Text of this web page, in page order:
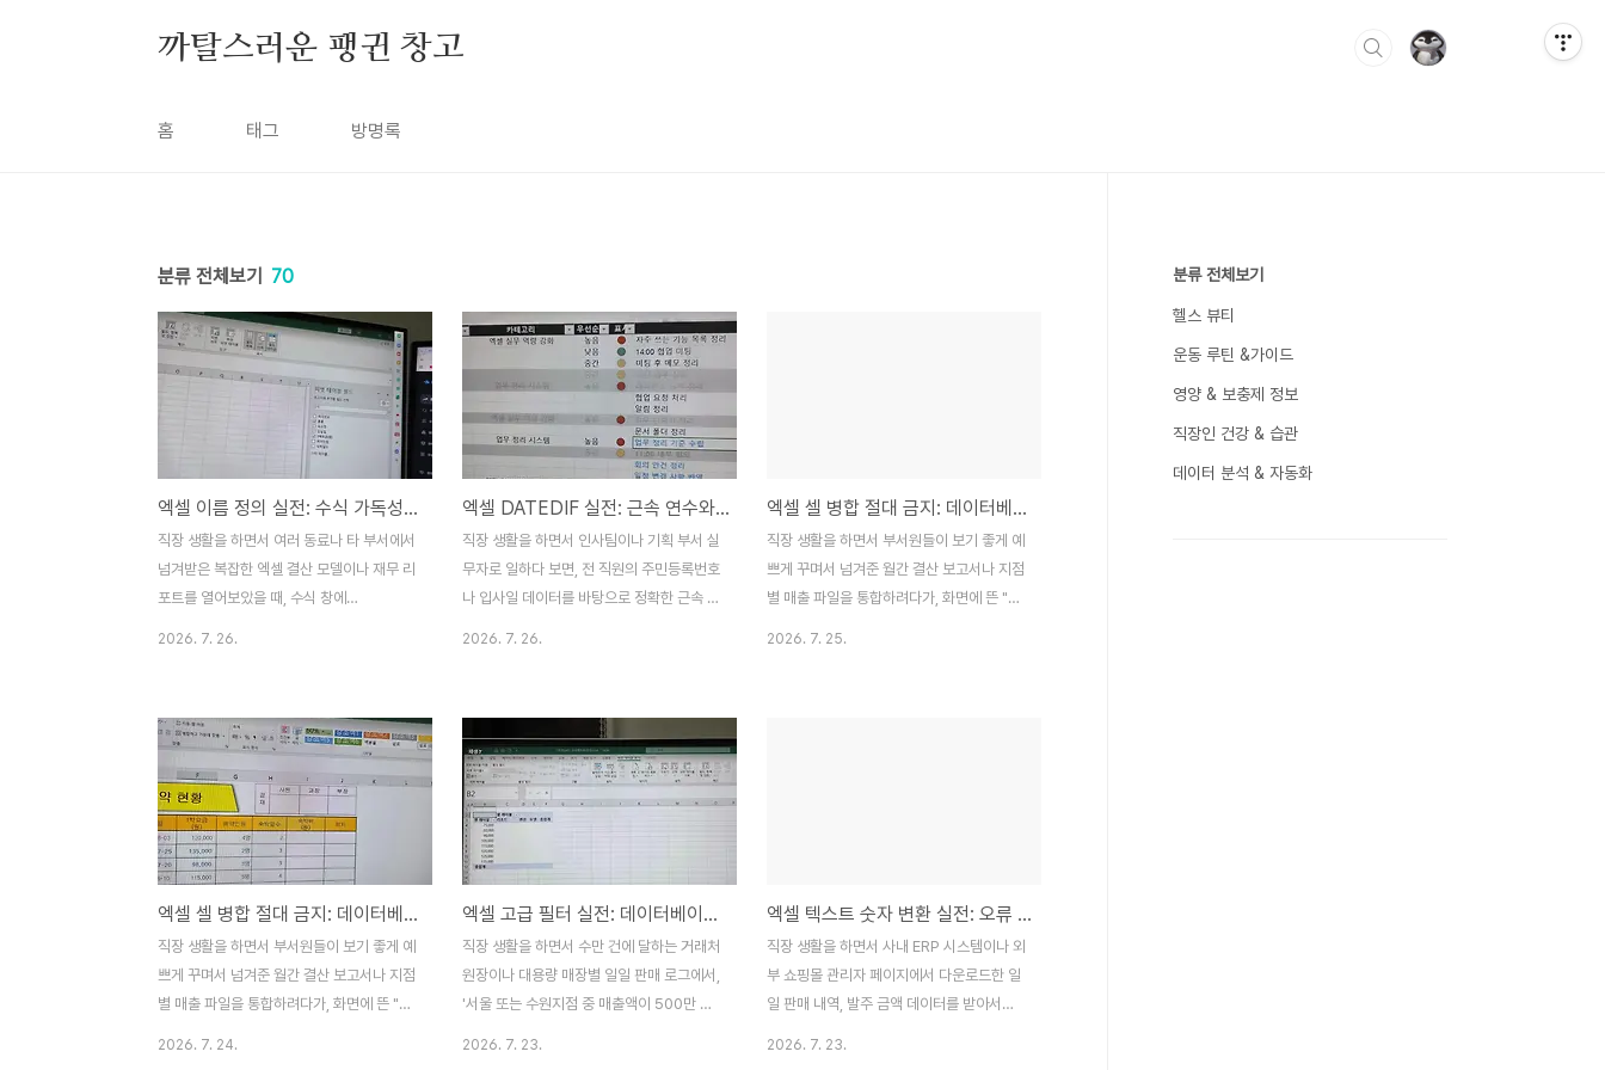
까탈스러운 팽귄 창고
홈 태그 방명록
분류 전체보기 70
엑셀 이름 정의 실전: 수식 가독성과 동적 범위 제어
직장 생활을 하면서 여러 동료나 타 부서에서
넘겨받은 복잡한 엑셀 결산 모델이나 재무 리
포트를 열어보았을 때, 수식 창에
과거 재무기획 실무를 담당할 때, 전임자가
남기고 간 대용량 원가 계산 시트의 오류를
추적하면서 수천 줄의 복잡한 수식 속에 숨겨
진 셀 주소들의 진짜 의미를 파악하느라 주말
내내 머리를 쥐어뜯었던 뼈아픈 기억이 있습
니다. 수식이 조금만 길어져도 참조 영역을
헷갈려 숫자를 잘못 연결하는 휴먼 에러가 빈
번하게 발생하곤 했습니다. 하지만 엑셀 메모
리 참조의 비밀 병기인 **[이름 정의
(Defined Names)]*..
2026. 7. 26.
엑셀 DATEDIF 실전: 근속 연수와 나이 계산 완벽 제어
직장 생활을 하면서 인사팀이나 기획 부서 실
무자로 일하다 보면, 전 직원의 주민등록번호
나 입사일 데이터를 바탕으로 정확한 근속 연
를 계산해 퇴직금 추계액 보고서를 만들면서
밤늦게까지 사무실에서 야근을 자청했던 뼈
아픈 기억이 있습니다. 단순히 '오늘 날짜 -
입사일'을 365로 나누었더니 윤년(366일)
이 껴있는 해나 달마다 다른 일수(28일, 30
일, 31일) 때문에 소수점이 미세하게 틀어져,
몇몇 직원의 근속 수당 기준이 완전히 어긋나
는 치명적인 오류를 겪곤 했습니다. 하지만
엑셀의 날짜 연산 매커니즘과 마이크로소프
트가 공식 리..
2026. 7. 26.
엑셀 셀 병합 절대 금지: 데이터베이스 정규화 실무 비법
직장 생활을 하면서 부서원들이 보기 좋게 예
쁘게 꾸며서 넘겨준 월간 결산 보고서나 지점
별 매출 파일을 통합하려다가, 화면에 뜬 "병
버튼을 다시 눌러 해제하고 빈칸을 채우느라
소중한 주말 시간을 날려버렸습니다. 하지만
데이터베이스(Database) 구조학의 기본 매
커니즘..
2026. 7. 25.
엑셀 셀 병합 절대 금지: 데이터베이스 정규화 실무 비법
직장 생활을 하면서 부서원들이 보기 좋게 예
쁘게 꾸며서 넘겨준 월간 결산 보고서나 지점
별 매출 파일을 통합하려다가, 화면에 뜬 "병
2026. 7. 24.
엑셀 고급 필터 실전: 데이터베이스 집계 함수 완벽 제어
직장 생활을 하면서 수만 건에 달하는 거래처
원장이나 대용량 매장별 일일 판매 로그에서,
'서울 또는 수원지점 중 매출액이 500만 원
2026. 7. 23.
엑셀 텍스트 숫자 변환 실전: 오류 일괄 정제 비법
직장 생활을 하면서 사내 ERP 시스템이나 외
부 쇼핑몰 관리자 페이지에서 다운로드한 일
일 판매 내역, 발주 금액 데이터를 받아서
2026. 7. 23.
분류 전체보기
헬스 뷰티
운동 루틴 &가이드
영양 & 보충제 정보
직장인 건강 & 습관
데이터 분석 & 자동화